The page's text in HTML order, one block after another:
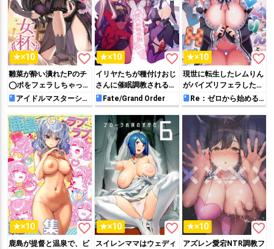
★×10 favorite_border
雛菜が酔い潰れたPのチ
◯ポをフェラしちゃった
り、事務員円香がノーパ
ンストッキング姿で誘惑
して給湯室エッチしちゃ
う合同本!!
アイドルマスターシャ
イニーカラーズ
★×10 favorite_border
イリヤたちが種付けおじ
さんに催眠調教されるパ
コパコーズシリーズ総集
本!!抵抗と敗北を繰り返
して徐々にチ◯ポに逆ら
えなくなっていく…♡
Fate/Grand Order
★×10 favorite_border
現世に転生したレムりん
がパイズリフェラした
り、制服コスやブルマコ
スしてヤりまくっちゃう
フルカラー本!!
Re：ゼロから始める異
世界生活
★×10 favorite_border
鹿島が提督と温泉で、ビ
★×10 favorite_border
スイレンママはウェディ
★×10 favorite_border
アズレン愛宕NTR調教フ